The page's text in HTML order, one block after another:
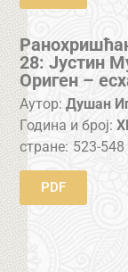
28: Јустин
Ориген –
Аутор: Душан
Година и број:
стране: 523-548
PDF